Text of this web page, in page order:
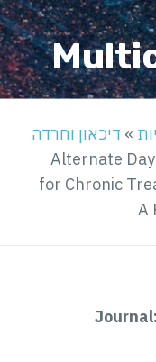
» דיכאון וחרדה
Alternate Day
for Chronic
A
Journal: